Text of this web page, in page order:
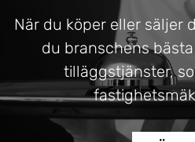
När du köper eller säljer
du branschens
tilläggstjänster,